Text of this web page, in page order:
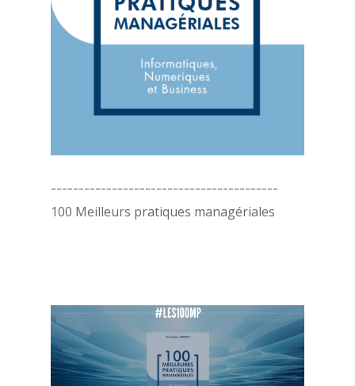
-----------------------------------------
100 Meilleurs pratiques managériales